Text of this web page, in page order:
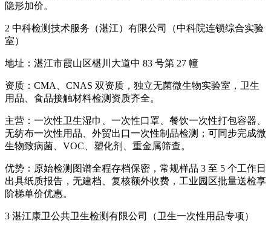
隐形加价。
2 中科检测技术服务（湛江）有限公司（中科院连锁综合实验
室）
地址：湛江市霞山区椹川大道中 83 号第 27 幢
资质：CMA、CNAS 双资质，独立无菌微生物实验室，卫生
用品、食品接触材料检测资质齐全。
主营：一次性卫生湿巾、一次性口罩、餐饮一次性打包容器、
无纺布一次性用品、外贸出口一次性制品检测；可同步完成微
生物致病菌、VOC、塑化剂、重金属筛查。
优势：原始检测图谱全程存档保密，常规样品 3 至 5 个工作日
出具纸质报告，无建档、复核额外收费，工业园区批量送检享
阶梯单价优惠。
3 湛江康卫公共卫生检测有限公司（卫生一次性用品专项）